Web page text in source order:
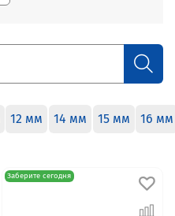
12 мм 14 мм 15 мм 16 мм
Заберите сегодня